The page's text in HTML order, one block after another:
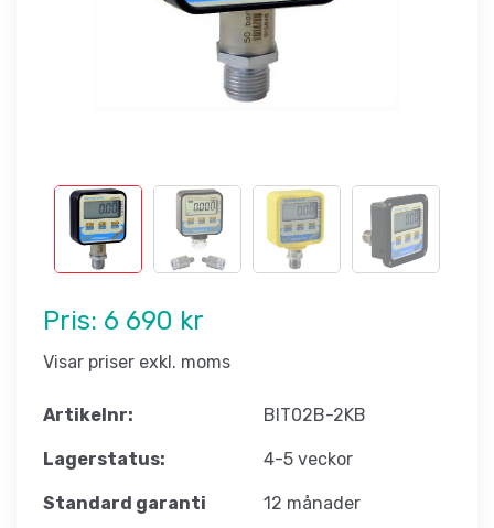
Pris: 6 690 kr
Visar priser exkl. moms
Artikelnr: BIT02B-2KB
Lagerstatus: 4-5 veckor
Standard garanti 12 månader